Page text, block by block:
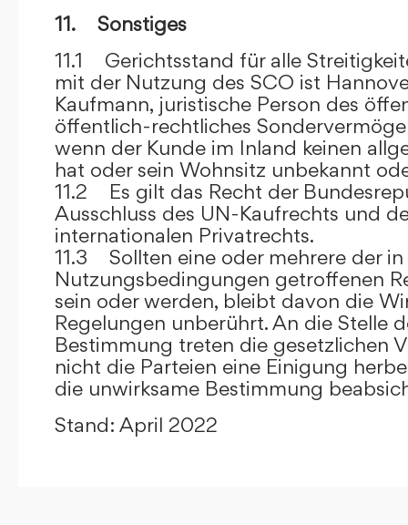
11. Sonstiges
11.1 Gerichtsstand für alle
mit der Nutzung des SCO ist
Kaufmann, juristische Person des
öffentlich-rechtliches
wenn der Kunde im Inland keinen
hat oder sein Wohnsitz unbekannt
11.2 Es gilt das Recht der
Ausschluss des UN-Kaufrechts und
internationalen Privatrechts.
11.3 Sollten eine oder mehrere der in
Nutzungsbedingungen getroffenen
sein oder werden, bleibt davon die
Regelungen unberührt. An die Stelle
Bestimmung treten die gesetzlichen
nicht die Parteien eine Einigung
die unwirksame Bestimmung
Stand: April 2022